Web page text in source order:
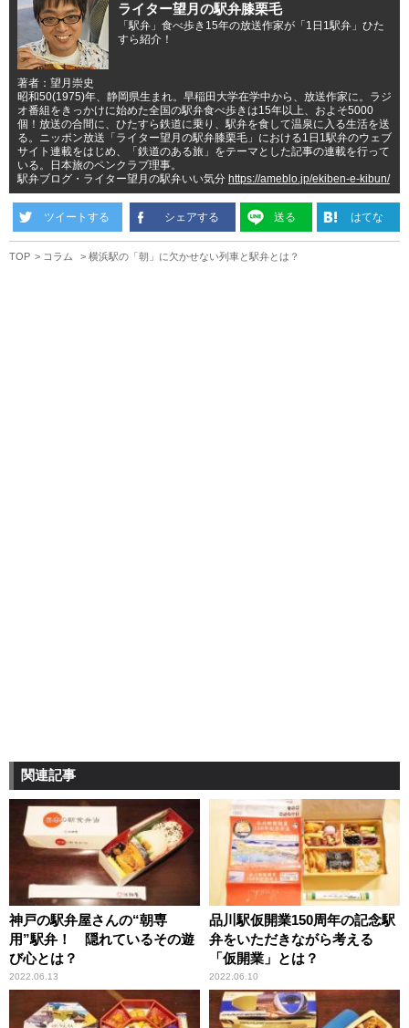
ライター望月の駅弁膝栗毛
「駅弁」食べ歩き15年の放送作家が「1日1駅弁」ひた
すら紹介！
著者：望月崇史
昭和50(1975)年、静岡県生まれ。早稲田大学在学中から、放送作家に。ラジ
オ番組をきっかけに始めた全国の駅弁食べ歩きは15年以上、およそ5000
個！放送の合間に、ひたすら鉄道に乗り、駅弁を食して温泉に入る生活を送
る。ニッポン放送「ライター望月の駅弁膝栗毛」における1日1駅弁のウェブ
サイト連載をはじめ、「鉄道のある旅」をテーマとした記事の連載を行って
いる。日本旅のペンクラブ理事。
駅弁ブログ・ライター望月の駅弁いい気分 https://ameblo.jp/ekiben-e-kibun/
ツイートする シェアする 送る はてな
TOP コラム 横浜駅の「朝」に欠かせない列車と駅弁とは？
関連記事
神戸の駅弁屋さんの“朝専
用”駅弁！ 隠れているその遊
び心とは？
2022.06.13
品川駅仮開業150周年の記念駅
弁をいただきながら考える
「仮開業」とは？
2022.06.10